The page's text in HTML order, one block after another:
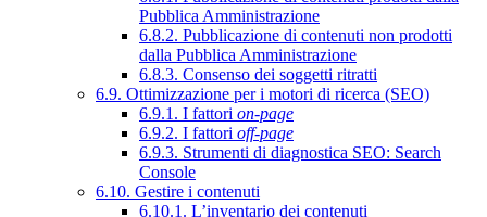
Pubblica Amministrazione
6.8.2. Pubblicazione di contenuti non prodotti
dalla Pubblica Amministrazione
6.8.3. Consenso dei soggetti ritratti
6.9. Ottimizzazione per i motori di ricerca (SEO)
6.9.1. I fattori on-page
6.9.2. I fattori off-page
6.9.3. Strumenti di diagnostica SEO: Search
Console
6.10. Gestire i contenuti
6.10.1. L’inventario dei contenuti